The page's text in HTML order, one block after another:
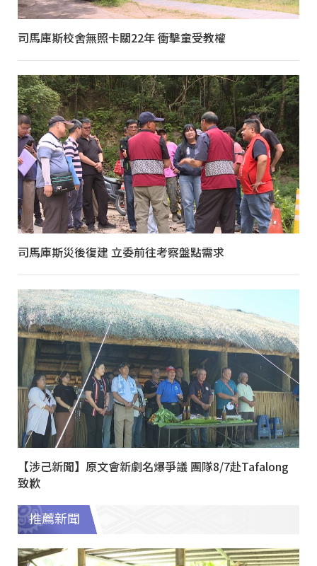
司馬庫斯校舍無照卡關22年 衝擊童受教權
司馬庫斯災後復建 立委前往考察盤點需求
【涉己新聞】原文會新劇名爆爭議 團隊8/7赴Tafalong
致歉
推薦新聞